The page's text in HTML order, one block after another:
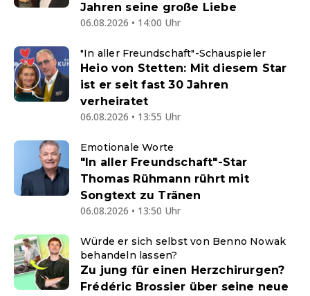
Jahren seine große Liebe
06.08.2026 • 14:00 Uhr
"In aller Freundschaft"-Schauspieler
Heio von Stetten: Mit diesem Star
ist er seit fast 30 Jahren
verheiratet
06.08.2026 • 13:55 Uhr
Emotionale Worte
"In aller Freundschaft"-Star
Thomas Rühmann rührt mit
Songtext zu Tränen
06.08.2026 • 13:50 Uhr
Würde er sich selbst von Benno Nowak
behandeln lassen?
Zu jung für einen Herzchirurgen?
Frédéric Brossier über seine neue